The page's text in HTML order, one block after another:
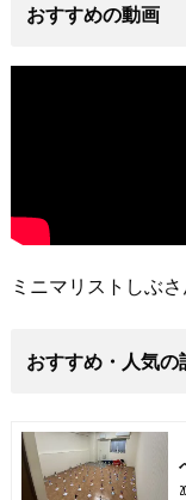
おすすめの動画
ミニマリストしぶ
おすすめ・人気の